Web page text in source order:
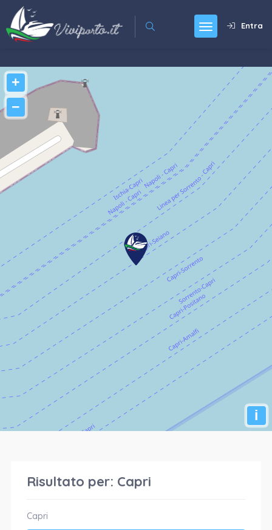
Entra
+
−
i
Risultato per: Capri
Capri